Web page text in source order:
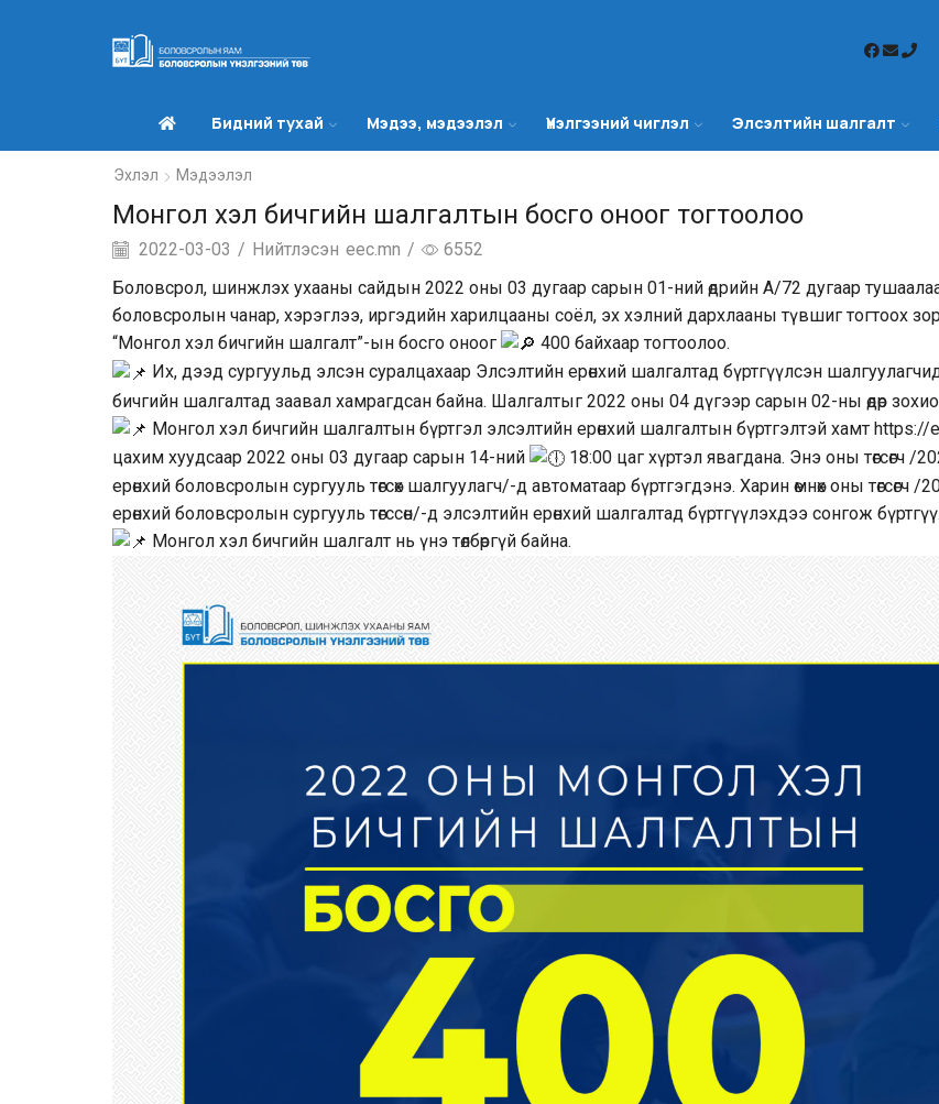
Бидний тухай Мэдээ, мэдээлэл Үнэлгээний чиглэл Элсэлтийн шалгалт
Эхлэл Мэдээлэл
Монгол хэл бичгийн шалгалтын босго оноог тогтоолоо
2022-03-03 / Нийтлэсэн eec.mn /
6552
Боловсрол, шинжлэх ухааны сайдын 2022 оны 03 дугаар сарын 01-ний өдрийн А/72 дугаар
боловсролын чанар, хэрэглээ, иргэдийн харилцааны соёл, эх хэлний дархлааны түвшиг тогтоох
“Монгол хэл бичгийн шалгалт”-ын босго оноог
400 байхаар тогтоолоо.
Их, дээд сургуульд элсэн суралцахаар Элсэлтийн ерөнхий шалгалтад бүртгүүлсэн
бичгийн шалгалтад заавал хамрагдсан байна. Шалгалтыг 2022 оны 04 дүгээр сарын 02-ны өдөр
Монгол хэл бичгийн шалгалтын бүртгэл элсэлтийн ерөнхий шалгалтын бүртгэлтэй хамт https://
цахим хуудсаар 2022 оны 03 дугаар сарын 14-ний
18:00 цаг хүртэл явагдана. Энэ оны төгсөгч /
ерөнхий боловсролын сургууль төгсөх шалгуулагч/-д автоматаар бүртгэгдэнэ. Харин өмнөх оны төгсөгч /
ерөнхий боловсролын сургууль төгссөн/-д элсэлтийн ерөнхий шалгалтад бүртгүүлэхдээ сонгож
Монгол хэл бичгийн шалгалт нь үнэ төлбөргүй байна.